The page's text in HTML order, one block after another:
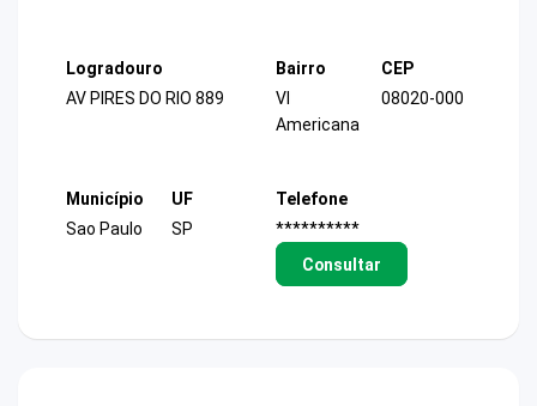
Logradouro
AV PIRES DO RIO 889
Bairro
Vl
Americana
CEP
08020-000
Município
Sao Paulo
UF
SP
Telefone
**********
Consultar